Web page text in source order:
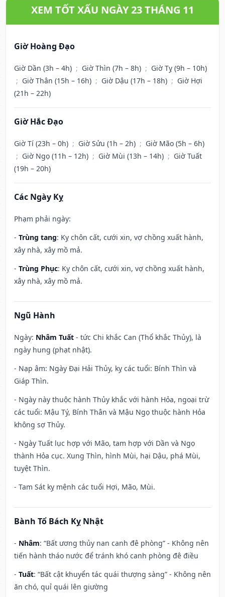
XEM TỐT XẤU NGÀY 23 THÁNG 11
Giờ Hoàng Đạo
Giờ Dần (3h – 4h) ; Giờ Thìn (7h – 8h) ; Giờ Tỵ (9h – 10h)
; Giờ Thân (15h – 16h) ; Giờ Dậu (17h – 18h) ; Giờ Hợi
(21h – 22h)
Giờ Hắc Đạo
Giờ Tí (23h – 0h) ; Giờ Sửu (1h – 2h) ; Giờ Mão (5h – 6h)
; Giờ Ngọ (11h – 12h) ; Giờ Mùi (13h – 14h) ; Giờ Tuất
(19h – 20h)
Các Ngày Kỵ
Phạm phải ngày:
- Trùng tang: Kỵ chôn cất, cưới xin, vợ chồng xuất hành,
xây nhà, xây mồ mả.
- Trùng Phục: Kỵ chôn cất, cưới xin, vợ chồng xuất hành,
xây nhà, xây mồ mả.
Ngũ Hành
Ngày: Nhâm Tuất - tức Chi khắc Can (Thổ khắc Thủy), là
ngày hung (phạt nhật).
- Nạp âm: Ngày Đại Hải Thủy, kỵ các tuổi: Bính Thìn và
Giáp Thìn.
- Ngày này thuộc hành Thủy khắc với hành Hỏa, ngoại trừ
các tuổi: Mậu Tý, Bính Thân và Mậu Ngọ thuộc hành Hỏa
không sợ Thủy.
- Ngày Tuất lục hợp với Mão, tam hợp với Dần và Ngọ
thành Hỏa cục. Xung Thìn, hình Mùi, hại Dậu, phá Mùi,
tuyệt Thìn.
- Tam Sát kỵ mệnh các tuổi Hợi, Mão, Mùi.
Bành Tổ Bách Kỵ Nhật
- Nhâm: “Bất ương thủy nan canh đê phòng” - Không nên
tiến hành tháo nước để tránh khó canh phòng đê điều
- Tuất: “Bất cật khuyển tác quái thượng sàng” - Không nên
ăn chó, quỉ quái lên giường